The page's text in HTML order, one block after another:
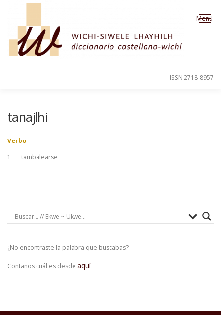
Saltar al contenido
Menú
ORDEN ALFABÉTICO
ISSN 2718-8957
tanajlhi
Verbo
1
tambalearse
¿No encontraste la palabra que buscabas?
Contanos cuál es desde aquí